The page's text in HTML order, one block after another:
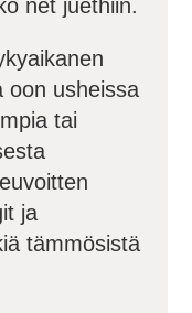
net juethiin.
oon usheissa
tai
ja
tämmösistä